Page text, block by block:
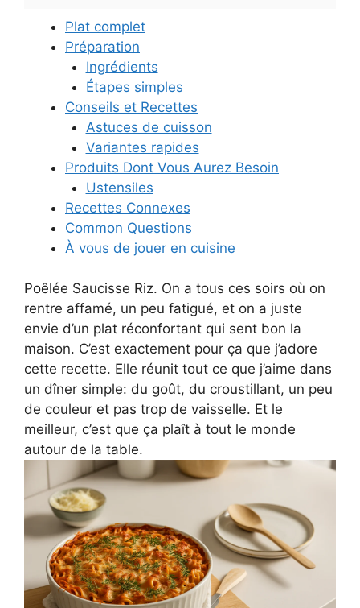
Plat complet
Préparation
Ingrédients
Étapes simples
Conseils et Recettes
Astuces de cuisson
Variantes rapides
Produits Dont Vous Aurez Besoin
Ustensiles
Recettes Connexes
Common Questions
À vous de jouer en cuisine
Poêlée Saucisse Riz. On a tous ces soirs où on
rentre affamé, un peu fatigué, et on a juste
envie d’un plat réconfortant qui sent bon la
maison. C’est exactement pour ça que j’adore
cette recette. Elle réunit tout ce que j’aime dans
un dîner simple: du goût, du croustillant, un peu
de couleur et pas trop de vaisselle. Et le
meilleur, c’est que ça plaît à tout le monde
autour de la table.